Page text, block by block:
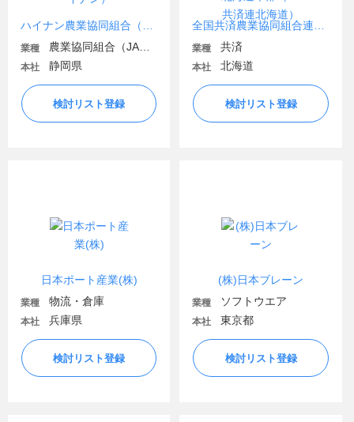
業種
本社 静岡県
検討リスト登録
業種 共済
本社 北海道
検討リスト登録
日本ポート産業(株)
業種 物流・倉庫
本社 兵庫県
検討リスト登録
(株)日本ブレーン
業種 ソフトウエア
本社 東京都
検討リスト登録